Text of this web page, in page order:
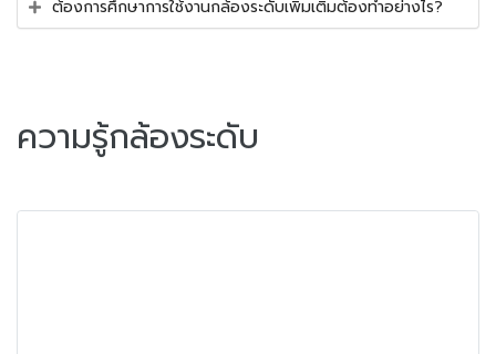
ต้องการศึกษาการใช้งานกล้องระดับเพิ่มเติมต้องทำอย่างไร?
ความรู้กล้องระดับ